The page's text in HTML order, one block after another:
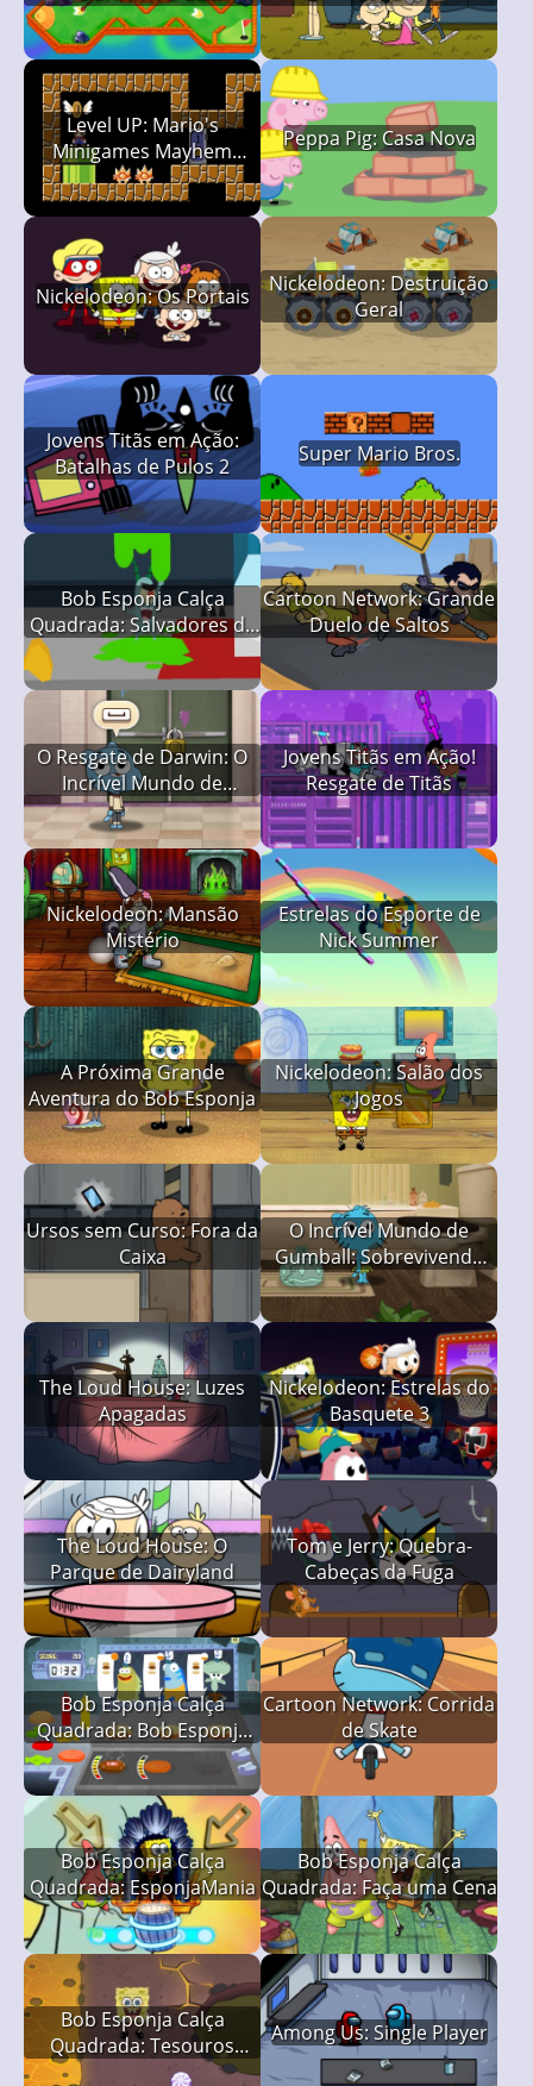
Nickelodeon
Level UP: Mario's
Minigames Mayhem
(LUMMM)
Peppa Pig: Casa Nova
Nickelodeon: Os Portais
Nickelodeon: Destruição
Geral
Jovens Titãs em Ação:
Batalhas de Pulos 2
Super Mario Bros.
Bob Esponja Calça
Quadrada: Salvadores da
Gosma
Cartoon Network: Grande
Duelo de Saltos
O Resgate de Darwin: O
Incrível Mundo de
Gumball
Jovens Titãs em Ação!
Resgate de Titãs
Nickelodeon: Mansão
Mistério
Estrelas do Esporte de
Nick Summer
A Próxima Grande
Aventura do Bob Esponja
Nickelodeon: Salão dos
Jogos
Ursos sem Curso: Fora da
Caixa
O Incrível Mundo de
Gumball: Sobrevivendo
Sozinho em Casa
The Loud House: Luzes
Apagadas
Nickelodeon: Estrelas do
Basquete 3
The Loud House: O
Parque de Dairyland
Tom e Jerry: Quebra-
Cabeças da Fuga
Bob Esponja Calça
Quadrada: Bob Esponja
Você Está Demitido
Cartoon Network: Corrida
de Skate
Bob Esponja Calça
Quadrada: EsponjaMania
Bob Esponja Calça
Quadrada: Faça uma Cena
Bob Esponja Calça
Quadrada: Tesouros
Perdidos
Among Us: Single Player